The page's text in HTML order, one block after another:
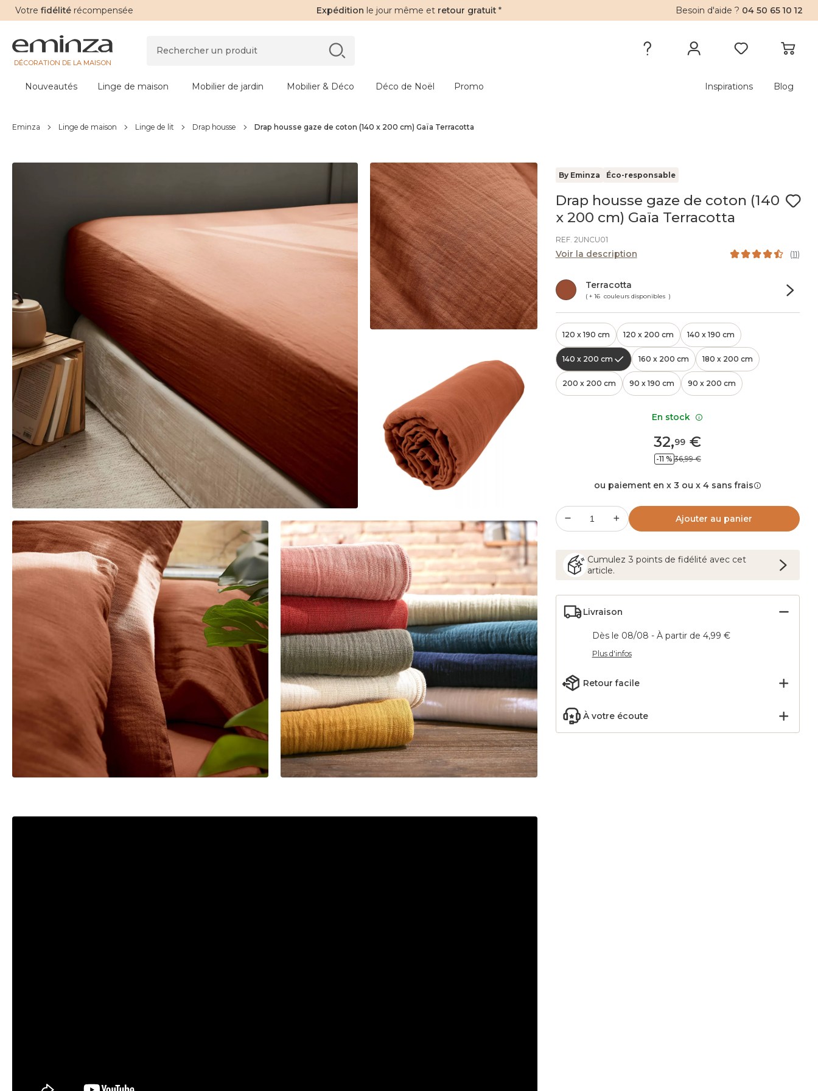
Votre fidélité récompensée Expédition le jour même et retour gratuit * Besoin d'aide ? 04 50 65 10 12
DÉCORATION DE LA MAISON
Nouveautés Linge de maison Mobilier de jardin Mobilier & Déco Déco de Noël Promo Inspirations Blog
Eminza Linge de maison Linge de lit Drap housse Drap housse gaze de coton (140 x 200 cm) Gaïa Terracotta
By Eminza Éco-responsable
Drap housse gaze de coton (140
x 200 cm) Gaïa Terracotta
REF. 2UNCU01
Voir la description (11)
Terracotta
( + 16 couleurs disponibles )
120 x 190 cm 120 x 200 cm 140 x 190 cm
140 x 200 cm 160 x 200 cm 180 x 200 cm
200 x 200 cm 90 x 190 cm 90 x 200 cm
32,99 €
-11 % 36,99 €
ou paiement en x 3 ou x 4 sans frais
Ajouter au panier
Cumulez 3 pointsde fidélité avec cet
article.
Livraison
Dès le 08/08 - À partir de 4,99 €
Plus d'infos
Retour facile
À votre écoute